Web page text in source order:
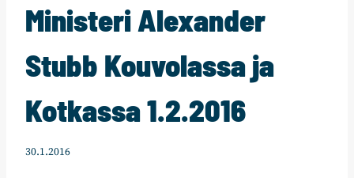
Ministeri Alexander
Stubb Kouvolassa ja
Kotkassa 1.2.2016
30.1.2016